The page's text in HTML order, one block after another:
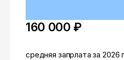
160 000 ₽
средняя запрлата за 2026